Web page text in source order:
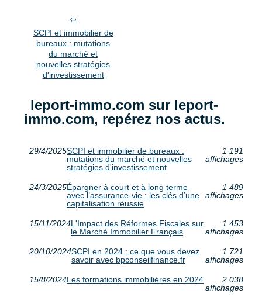
SCPI et immobilier de
bureaux : mutations
du marché et
nouvelles stratégies
d'investissement
leport-immo.com sur leport-
immo.com, repérez nos actus.
29/4/2025SCPI et immobilier de bureaux :
mutations du marché et nouvelles
stratégies d'investissement
1 191
affichages
24/3/2025Épargner à court et à long terme
avec l’assurance-vie : les clés d’une
capitalisation réussie
1 489
affichages
15/11/2024L'Impact des Réformes Fiscales sur
le Marché Immobilier Français
1 453
affichages
20/10/2024SCPI en 2024 : ce que vous devez
savoir avec bpconseilfinance.fr
1 721
affichages
15/8/2024Les formations immobilières en 2024
2 038
affichages